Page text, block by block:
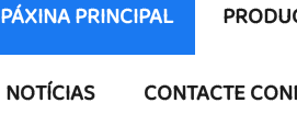
PÁXINA PRINCIPAL
NOTÍCIAS CONTACTE